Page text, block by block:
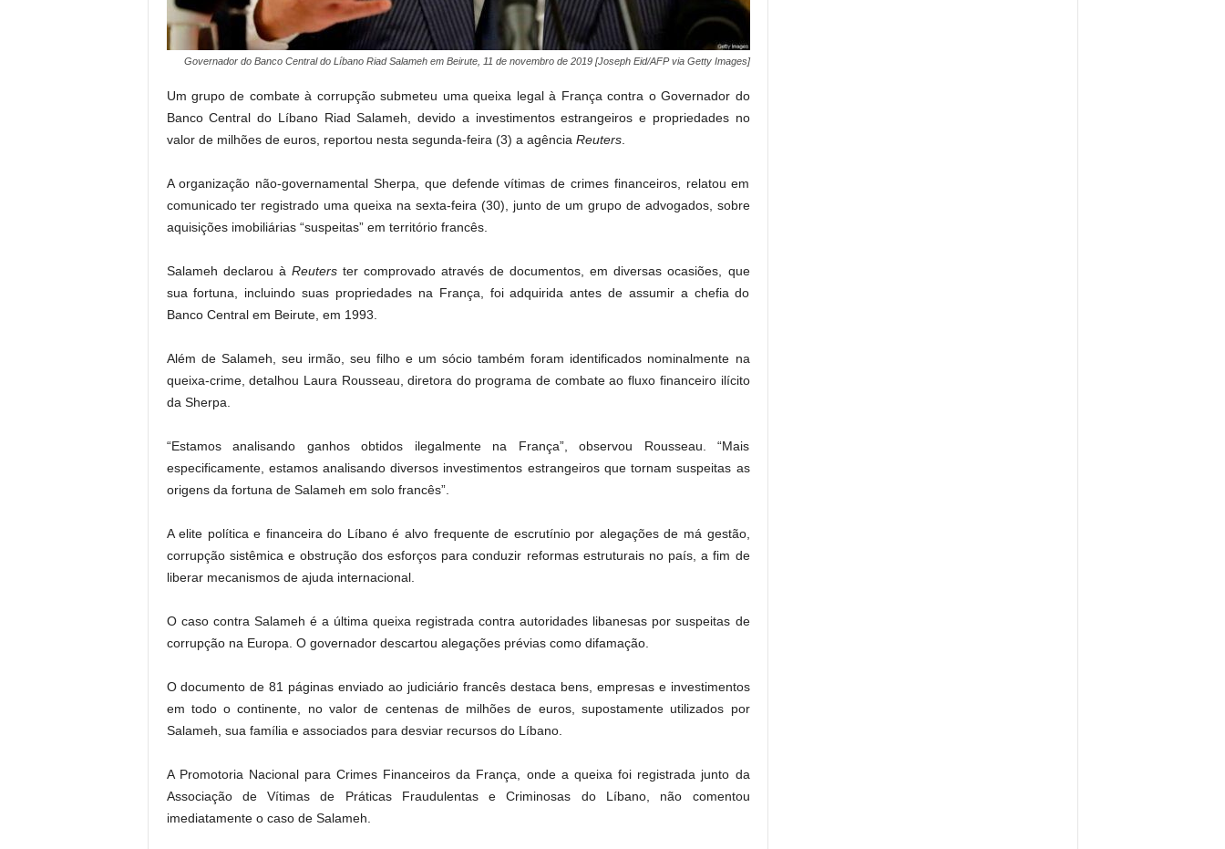
Governador do Banco Central do Líbano Riad Salameh em Beirute, 11 de novembro de 2019 [Joseph Eid/AFP via Getty Images]
Um grupo de combate à corrupção submeteu uma queixa legal à França contra o Governador do
Banco Central do Líbano Riad Salameh, devido a investimentos estrangeiros e propriedades no
valor de milhões de euros, reportou nesta segunda-feira (3) a agência Reuters.
A organização não-governamental Sherpa, que defende vítimas de crimes financeiros, relatou em
comunicado ter registrado uma queixa na sexta-feira (30), junto de um grupo de advogados, sobre
aquisições imobiliárias “suspeitas” em território francês.
Salameh declarou à Reuterster comprovado através de documentos, em diversas ocasiões, que
sua fortuna, incluindo suas propriedades na França, foi adquirida antes de assumir a chefia do
Banco Central em Beirute, em 1993.
Além de Salameh, seu irmão, seu filho e um sócio também foram identificados nominalmente na
queixa-crime, detalhou Laura Rousseau, diretora do programa de combate ao fluxo financeiro ilícito
da Sherpa.
“Estamos analisando ganhos obtidos ilegalmente na França”, observou Rousseau. “Mais
especificamente, estamos analisando diversos investimentos estrangeiros que tornam suspeitas as
origens da fortuna de Salameh em solo francês”.
A elite política e financeira do Líbano é alvo frequente de escrutínio por alegações de má gestão,
corrupção sistêmica e obstrução dos esforços para conduzir reformas estruturais no país, a fim de
liberar mecanismos de ajuda internacional.
O caso contra Salameh é a última queixa registrada contra autoridades libanesas por suspeitas de
corrupção na Europa. O governador descartou alegações prévias como difamação.
O documento de 81 páginas enviado ao judiciário francês destaca bens, empresas e investimentos
em todo o continente, no valor de centenas de milhões de euros, supostamente utilizados por
Salameh, sua família e associados para desviar recursos do Líbano.
A Promotoria Nacional para Crimes Financeiros da França, onde a queixa foi registrada junto da
Associação de Vítimas de Práticas Fraudulentas e Criminosas do Líbano, não comentou
imediatamente o caso de Salameh.